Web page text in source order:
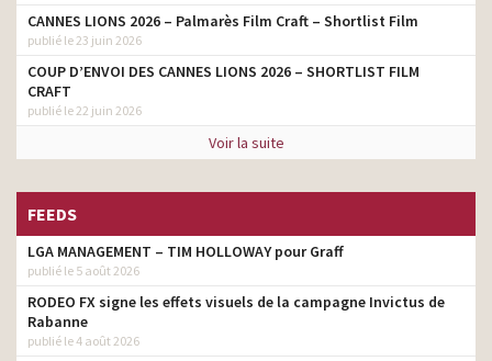
CANNES LIONS 2026 – Palmarès Film Craft – Shortlist Film
publié le 23 juin 2026
COUP D’ENVOI DES CANNES LIONS 2026 – SHORTLIST FILM
CRAFT
publié le 22 juin 2026
Voir la suite
FEEDS
LGA MANAGEMENT – TIM HOLLOWAY pour Graff
publié le 5 août 2026
RODEO FX signe les effets visuels de la campagne Invictus de
Rabanne
publié le 4 août 2026